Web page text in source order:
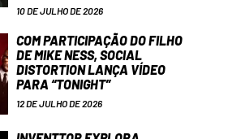
10 DE JULHO DE 2026
COM PARTICIPAÇÃO DO FILHO
DE MIKE NESS, SOCIAL
DISTORTION LANÇA VÍDEO
PARA “TONIGHT”
12 DE JULHO DE 2026